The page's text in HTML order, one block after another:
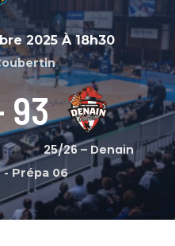
2025À 18h30
93
25/26 – Denain
-Prépa 06